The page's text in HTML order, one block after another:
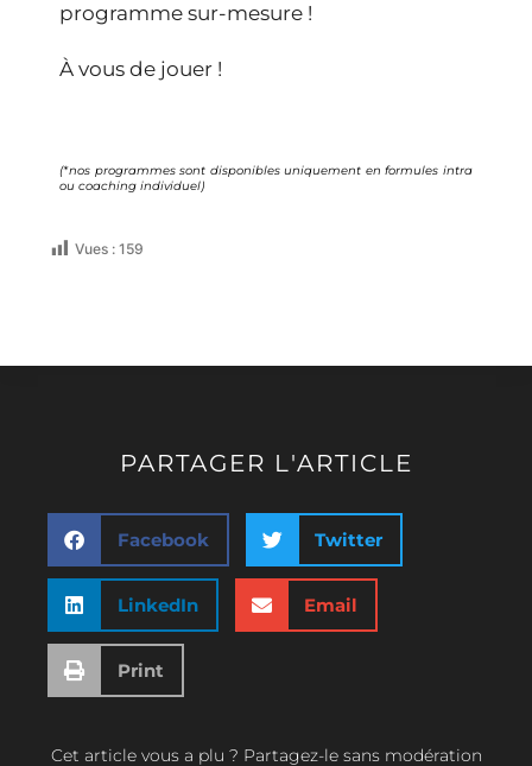
programme sur-mesure !
À vous de jouer !
(*nos programmes sont disponibles uniquement en formules intra
ou coaching individuel)
Vues : 159
PARTAGER L'ARTICLE
Facebook Twitter
LinkedIn Email
Print
Cet article vous a plu ? Partagez-le sans modération